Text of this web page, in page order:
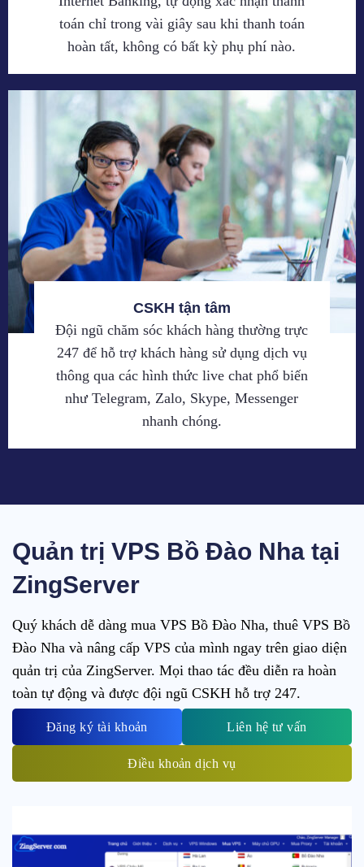
toán chỉ trong vài giây sau khi thanh toán
hoàn tất, không có bất kỳ phụ phí nào.
CSKH tận tâm
Đội ngũ chăm sóc khách hàng thường trực
247 để hỗ trợ khách hàng sử dụng dịch vụ
thông qua các hình thức live chat phổ biến
như Telegram, Zalo, Skype, Messenger
nhanh chóng.
Quản trị VPS Bồ Đào Nha tại
ZingServer
Quý khách dễ dàng mua VPS Bồ Đào Nha, thuê VPS Bồ
Đào Nha và nâng cấp VPS của mình ngay trên giao diện
quản trị của ZingServer. Mọi thao tác đều diễn ra hoàn
toàn tự động và được đội ngũ CSKH hỗ trợ 247.
Đăng ký tài khoản Liên hệ tư vấn
Điều khoản dịch vụ